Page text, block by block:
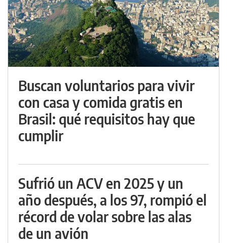
Buscan voluntarios para vivir
con casa y comida gratis en
Brasil: qué requisitos hay que
cumplir
Sufrió un ACV en 2025 y un
año después, a los 97, rompió el
récord de volar sobre las alas
de un avión